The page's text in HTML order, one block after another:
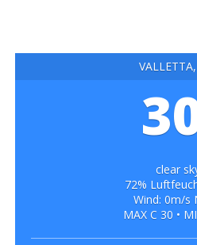
clear
72%
Wind: 0m/s
MAX C 30 •